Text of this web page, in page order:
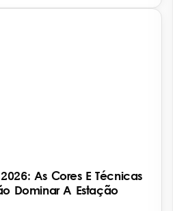
As Cores E Técnicas
Dominar A Estação